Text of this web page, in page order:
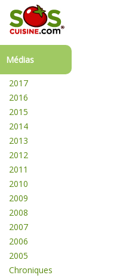
Médias
2017
2016
2015
2014
2013
2012
2011
2010
2009
2008
2007
2006
2005
Chroniques